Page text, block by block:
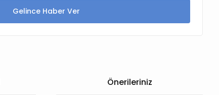
Gelince Haber Ver
Önerileriniz